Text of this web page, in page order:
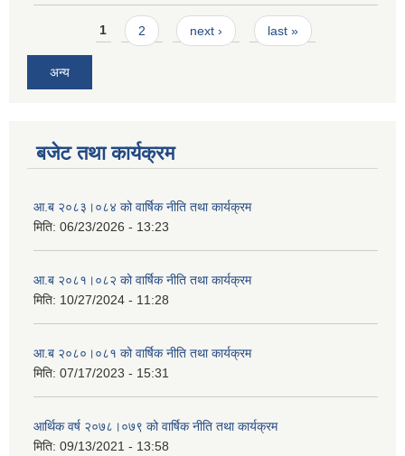
Pages1 2 next › last »
अन्य
बजेट तथा कार्यक्रम
आ.ब २०८३।०८४ को वार्षिक नीति तथा कार्यक्रम
मिति: 06/23/2026 - 13:23
आ.ब २०८१।०८२ को वार्षिक नीति तथा कार्यक्रम
मिति: 10/27/2024 - 11:28
आ.ब २०८०।०८१ को वार्षिक नीति तथा कार्यक्रम
मिति: 07/17/2023 - 15:31
आर्थिक वर्ष २०७८।०७९ को वार्षिक नीति तथा कार्यक्रम
मिति: 09/13/2021 - 13:58